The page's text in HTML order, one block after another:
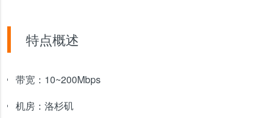
特点概述
带宽： 10~200Mbps
机房： 洛杉矶